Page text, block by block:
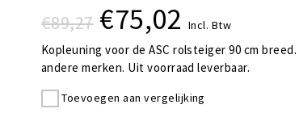
€89,27 €75,02 Incl. Btw
Kopleuning voor de ASC rolsteiger 90 cm
andere merken. Uit voorraad leverbaar.
Toevoegen aan vergelijking